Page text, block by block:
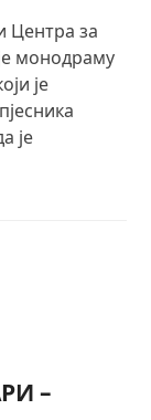
Центра за
монодраму
је
је
–